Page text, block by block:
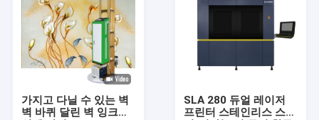
가지고 다닐 수 있는 벽
벽 바퀴 달린 벽 잉크젯
SLA 280 듀얼 레이저
프린터 스테인리스 스